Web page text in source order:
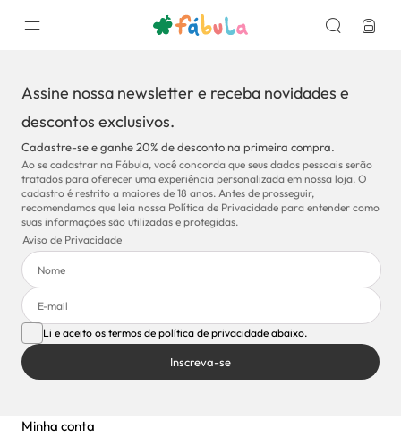
Assine nossa newsletter e receba novidades e
descontos exclusivos.
Cadastre-se e ganhe 20% de desconto na primeira compra.
Ao se cadastrar na Fábula, você concorda que seus dados pessoais serão
tratados para oferecer uma experiência personalizada em nossa loja. O
cadastro é restrito a maiores de 18 anos. Antes de prosseguir,
recomendamos que leia nossa Política de Privacidade para entender como
suas informações são utilizadas e protegidas.
Aviso de Privacidade
Li e aceito os termos de política de privacidade abaixo.
Inscreva-se
Minha conta